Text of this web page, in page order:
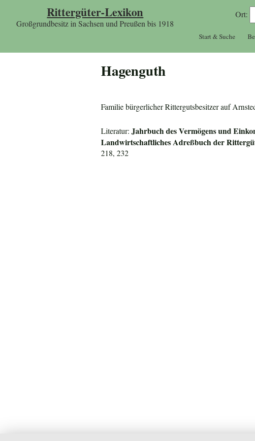
Rittergüter-Lexikon
Großgrundbesitz in Sachsen und Preußen bis 1918
Ort:
Start & Suche
Hagenguth
Familie bürgerlicher Rittergutsbesitzer auf
Literatur:Jahrbuch des Vermögens und
Landwirtschaftliches Adreßbuch der
218, 232